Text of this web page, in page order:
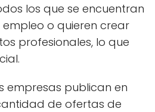
los que se encuentran
o quieren crear
profesionales, lo que
empresas publican en
de ofertas de